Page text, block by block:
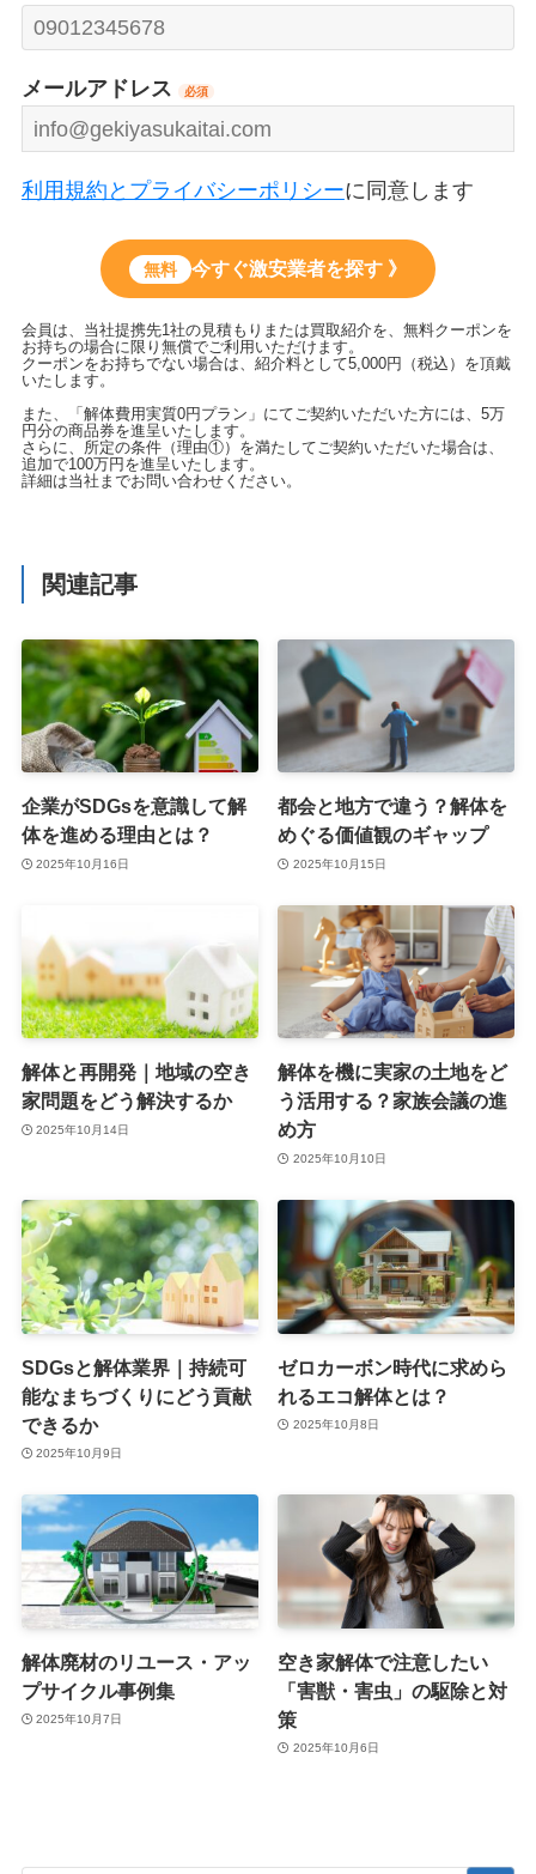
メールアドレス 必須
利用規約とプライバシーポリシーに同意します
無料 今すぐ激安業者を探す 》
会員は、当社提携先1社の見積もりまたは買取紹介を、無料クーポンを
お持ちの場合に限り無償でご利用いただけます。
クーポンをお持ちでない場合は、紹介料として5,000円（税込）を頂戴
いたします。
また、「解体費用実質0円プラン」にてご契約いただいた方には、5万
円分の商品券を進呈いたします。
さらに、所定の条件（理由①）を満たしてご契約いただいた場合は、
追加で100万円を進呈いたします。
詳細は当社までお問い合わせください。
関連記事
企業がSDGsを意識して解
体を進める理由とは？
2025年10月16日
都会と地方で違う？解体を
めぐる価値観のギャップ
2025年10月15日
解体と再開発｜地域の空き
家問題をどう解決するか
2025年10月14日
解体を機に実家の土地をど
う活用する？家族会議の進
め方
2025年10月10日
SDGsと解体業界｜持続可
能なまちづくりにどう貢献
できるか
2025年10月9日
ゼロカーボン時代に求めら
れるエコ解体とは？
2025年10月8日
解体廃材のリユース・アッ
プサイクル事例集
2025年10月7日
空き家解体で注意したい
「害獣・害虫」の駆除と対
策
2025年10月6日